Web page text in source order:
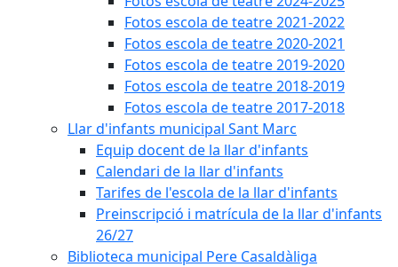
Fotos escola de teatre 2021-2022
Fotos escola de teatre 2020-2021
Fotos escola de teatre 2019-2020
Fotos escola de teatre 2018-2019
Fotos escola de teatre 2017-2018
Llar d'infants municipal Sant Marc
Equip docent de la llar d'infants
Calendari de la llar d'infants
Tarifes de l'escola de la llar d'infants
Preinscripció i matrícula de la llar d'infants
26/27
Biblioteca municipal Pere Casaldàliga